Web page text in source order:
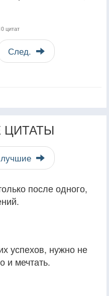
цитат
След.
лучшие
после одного,
успехов, нужно не
и мечтать.